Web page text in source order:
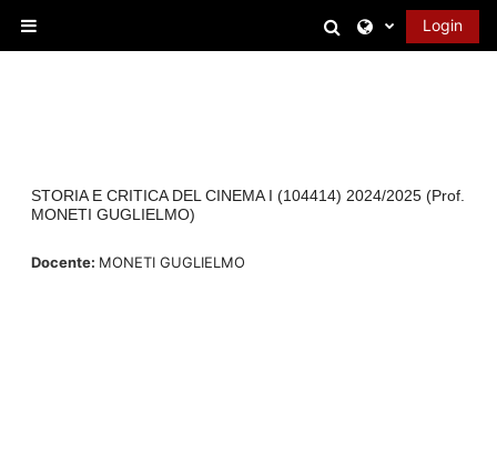
Attiva/disattiva
Login
STORIA E CRITICA DEL CINEMA I (104414) 2024/2025 (Prof.
MONETI GUGLIELMO)
Docente: MONETI GUGLIELMO